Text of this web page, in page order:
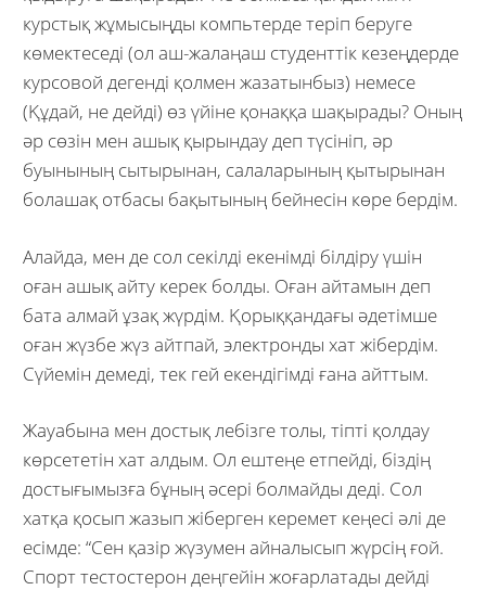
курстық жұмысыңды компьтерде теріп беруге
көмектеседі (ол аш-жалаңаш студенттік кезеңдерде
курсовой дегенді қолмен жазатынбыз) немесе
(Құдай, не дейді) өз үйіне қонаққа шақырады? Оның
әр сөзін мен ашық қырындау деп түсініп, әр
буынының сытырынан, салаларының қытырынан
болашақ отбасы бақытының бейнесін көре бердім.
Алайда, мен де сол секілді екенімді білдіру үшін
оған ашық айту керек болды. Оған айтамын деп
бата алмай ұзақ жүрдім. Қорыққандағы әдетімше
оған жүзбе жүз айтпай, электронды хат жібердім.
Сүйемін демеді, тек гей екендігімді ғана айттым.
Жауабына мен достық лебізге толы, тіпті қолдау
көрсететін хат алдым. Ол ештеңе етпейді, біздің
достығымызға бұның әсері болмайды деді. Сол
хатқа қосып жазып жіберген керемет кеңесі әлі де
есімде: “Сен қазір жүзумен айналысып жүрсің ғой.
Спорт тестостерон деңгейін жоғарлатады дейді